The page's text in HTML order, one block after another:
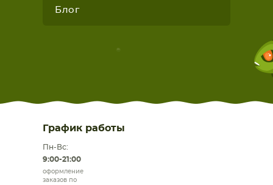
Блог
График работы
Пн-Вс:
9:00-21:00
оформление
заказов по